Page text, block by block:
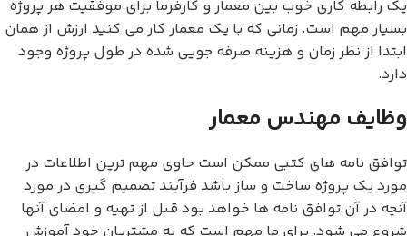
یک رابطه کاری خوب بین معمار و کارفرما برای موفقیت هر پروژه
بسیار مهم است. زمانی که با یک معمار کار می کنید ارزش از همان
ابتدا از نظر زمان و هزینه صرفه جویی شده در طول پروژه وجود
دارد.
وظایف مهندس معمار
توافق نامه های کتبی ممکن است حاوی مهم ترین اطلاعات در
مورد یک پروژه ساخت و ساز باشد فرآیند تصمیم گیری در مورد
آنچه در آن توافق نامه ها خواهد بود قبل از تهیه و امضای آنها